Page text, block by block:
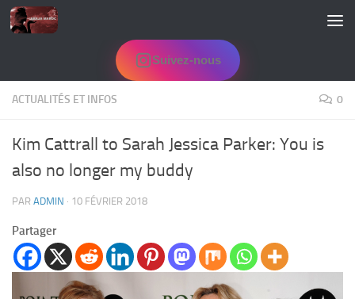
Skip to content
Suivez-nous
ACTUALITÉS ET INFOS 0
Kim Cattrall to Sarah Jessica Parker: You is
also no longer my buddy
PAR ADMIN · 10 FÉVRIER 2018
Partager